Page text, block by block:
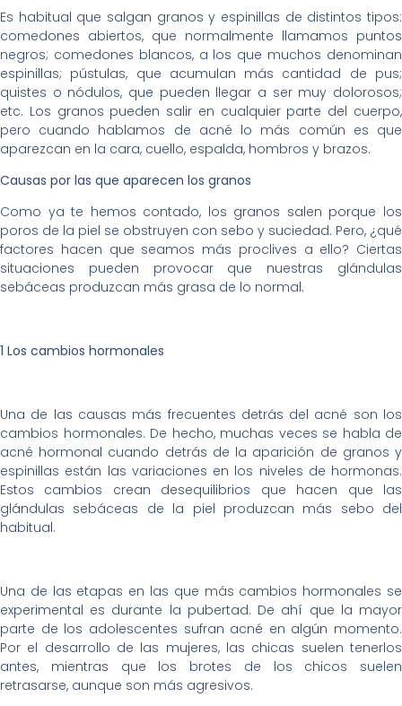
Es habitual que salgan granos y espinillas de distintos tipos:
comedones abiertos, que normalmente llamamos puntos
negros; comedones blancos, a los que muchos denominan
espinillas; pústulas, que acumulan más cantidad de pus;
quistes o nódulos, que pueden llegar a ser muy dolorosos;
etc. Los granos pueden salir en cualquier parte del cuerpo,
pero cuando hablamos de acné lo más común es que
aparezcan en la cara, cuello, espalda, hombros y brazos.
Causas por las que aparecen los granos
Como ya te hemos contado, los granos salen porque los
poros de la piel se obstruyen con sebo y suciedad. Pero, ¿qué
factores hacen que seamos más proclives a ello? Ciertas
situaciones pueden provocar que nuestras glándulas
sebáceas produzcan más grasa de lo normal.
1 Los cambios hormonales
Una de las causas más frecuentes detrás del acné son los
cambios hormonales. De hecho, muchas veces se habla de
acné hormonal cuando detrás de la aparición de granos y
espinillas están las variaciones en los niveles de hormonas.
Estos cambios crean desequilibrios que hacen que las
glándulas sebáceas de la piel produzcan más sebo del
habitual.
Una de las etapas en las que más cambios hormonales se
experimental es durante la pubertad. De ahí que la mayor
parte de los adolescentes sufran acné en algún momento.
Por el desarrollo de las mujeres, las chicas suelen tenerlos
antes, mientras que los brotes de los chicos suelen
retrasarse, aunque son más agresivos.